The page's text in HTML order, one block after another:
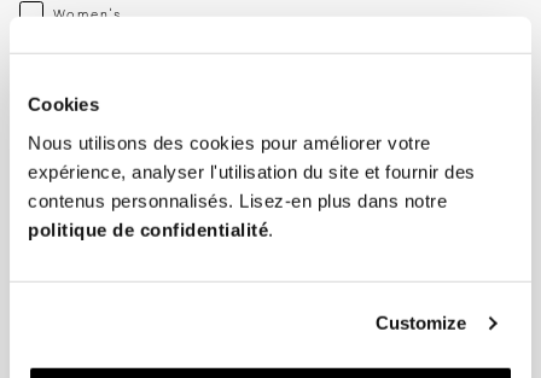
Cookies
Nous utilisons des cookies pour améliorer votre
expérience, analyser l'utilisation du site et fournir des
contenus personnalisés. Lisez-en plus dans notre
politique de confidentialité.
Customize
SHOP
Homme Suivi de commande
Effectuer un retour
Womenswear
Women's
Both
SUBSCRIBE